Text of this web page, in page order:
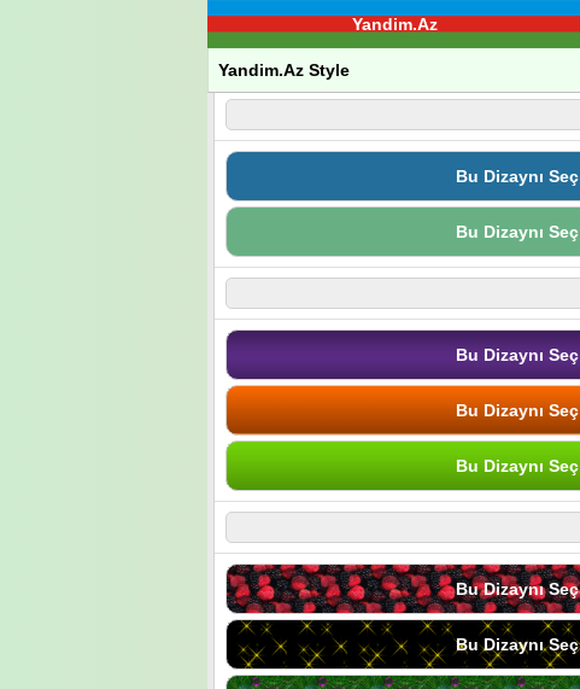
Yandim.Az
Yandim.Az Style
Bu Dizaynı Seç
Bu Dizaynı Seç
Bu Dizaynı Seç
Bu Dizaynı Seç
Bu Dizaynı Seç
Bu Dizaynı Seç
Bu Dizaynı Seç